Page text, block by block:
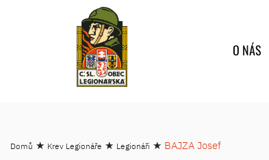
O NÁS
Domů ★ Krev Legionáře ★ Legionáři ★ BAJZA Josef